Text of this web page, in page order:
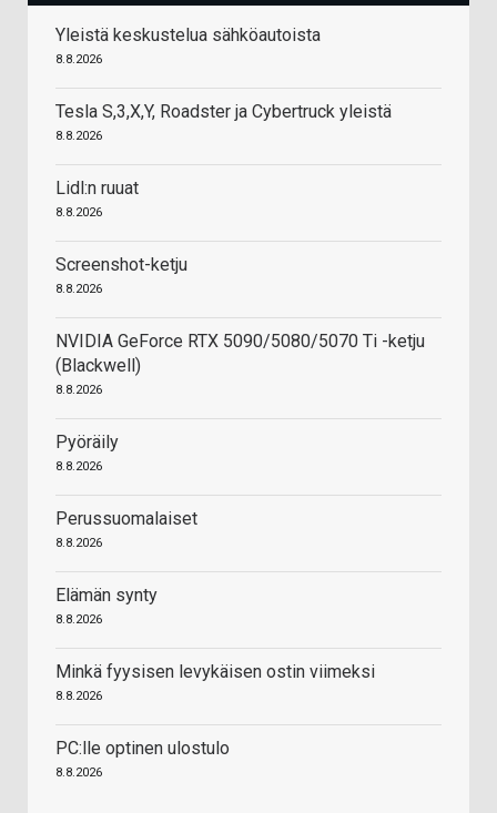
Yleistä keskustelua sähköautoista
8.8.2026
Tesla S,3,X,Y, Roadster ja Cybertruck yleistä
8.8.2026
Lidl:n ruuat
8.8.2026
Screenshot-ketju
8.8.2026
NVIDIA GeForce RTX 5090/5080/5070 Ti -ketju
(Blackwell)
8.8.2026
Pyöräily
8.8.2026
Perussuomalaiset
8.8.2026
Elämän synty
8.8.2026
Minkä fyysisen levykäisen ostin viimeksi
8.8.2026
PC:lle optinen ulostulo
8.8.2026